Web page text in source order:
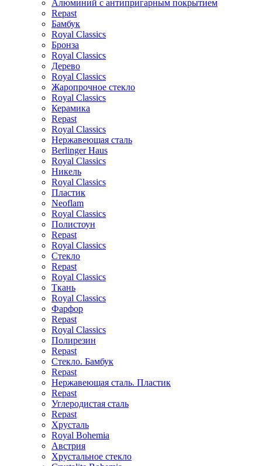
Алюминий с антипригарным покрытием
Repast
Бамбук
Royal Classics
Бронза
Royal Classics
Дерево
Royal Classics
Жаропрочное стекло
Royal Classics
Керамика
Repast
Royal Classics
Нержавеющая сталь
Berlinger Haus
Royal Classics
Никель
Royal Classics
Пластик
Neoflam
Royal Classics
Полистоун
Repast
Royal Classics
Стекло
Repast
Royal Classics
Ткань
Royal Classics
Фарфор
Repast
Royal Classics
Полирезин
Repast
Стекло. Бамбук
Repast
Нержавеющая сталь. Пластик
Repast
Углеродистая сталь
Repast
Хрусталь
Royal Bohemia
Австрия
Хрустальное стекло